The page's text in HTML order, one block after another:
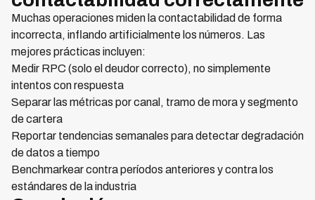
Muchas operaciones miden la contactabilidad de forma
incorrecta, inflando artificialmente los números. Las
mejores prácticas incluyen:
Medir RPC (solo el deudor correcto), no simplemente
intentos con respuesta
Separar las métricas por canal, tramo de mora y segmento
de cartera
Reportar tendencias semanales para detectar degradación
de datos a tiempo
Benchmarkear contra períodos anteriores y contra los
estándares de la industria